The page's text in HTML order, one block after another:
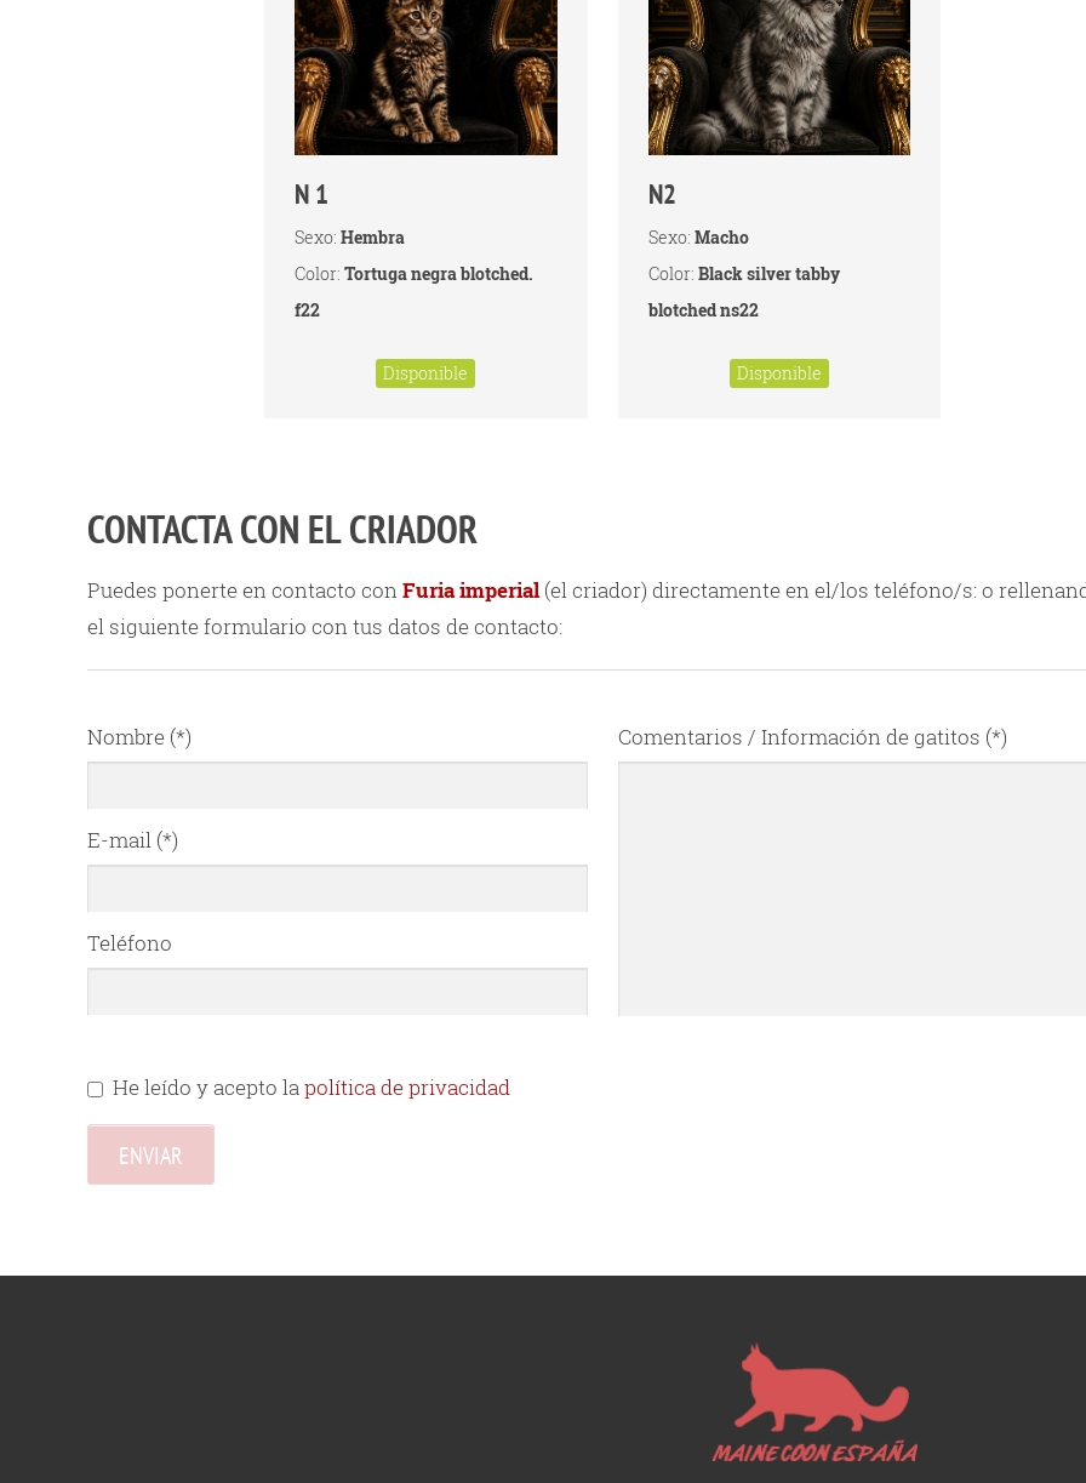
N 1
Sexo: Hembra
Color: Tortuga negra blotched.
f22
Disponible
N2
Sexo: Macho
Color: Black silver tabby
blotched ns22
Disponible
CONTACTA CON EL CRIADOR
Puedes ponerte en contacto conFuria imperial(el criador) directamente en el/los teléfono/s:o
el siguiente formulario con tus datos de contacto:
Nombre (*)
E-mail (*)
Teléfono
Comentarios / Información de gatitos (*)
He leído y acepto lapolítica de privacidad